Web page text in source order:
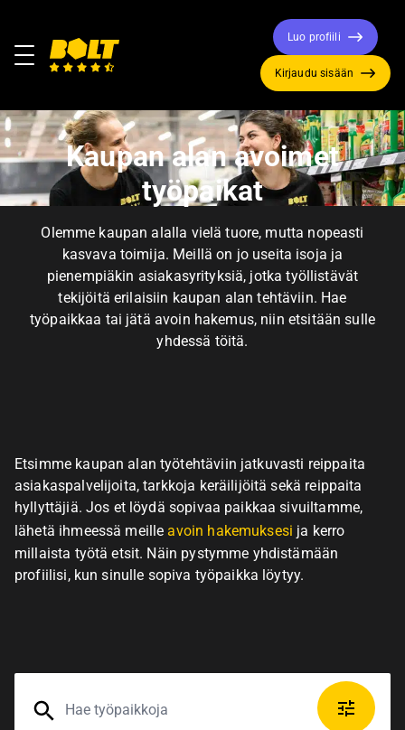
Valikko
etusivulle
Luo profiili
Kirjaudu sisään
Kaupan alan avoimet
työpaikat
Olemme kaupan alalla vielä tuore, mutta nopeasti
kasvava toimija. Meillä on jo useita isoja ja
pienempiäkin asiakasyrityksiä, jotka työllistävät
tekijöitä erilaisiin kaupan alan tehtäviin. Hae
työpaikkaa tai jätä avoin hakemus, niin etsitään sulle
yhdessä töitä.
Etsimme kaupan alan työtehtäviin jatkuvasti reippaita
asiakaspalvelijoita, tarkkoja keräilijöitä sekä reippaita
hyllyttäjiä. Jos et löydä sopivaa paikkaa sivuiltamme,
lähetä ihmeessä meilleavoin hakemuksesi ja kerro
millaista työtä etsit. Näin pystymme yhdistämään
profiilisi, kun sinulle sopiva työpaikka löytyy.